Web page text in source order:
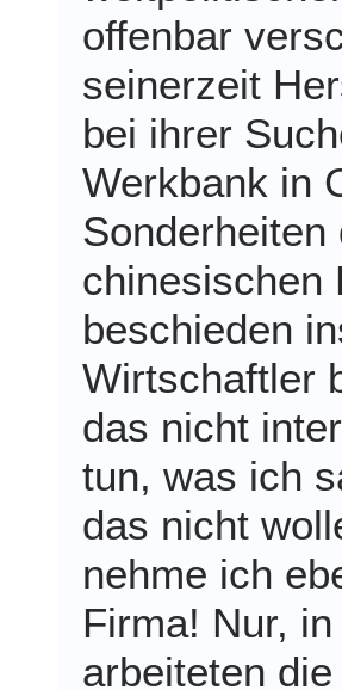
offenbar
seinerzeit
bei ihrer
Werkbank in
Sonderheiten
chinesischen
beschieden
Wirtschaftler
das nicht
tun, was ich
das nicht
nehme ich
Firma! Nur,
arbeiteten